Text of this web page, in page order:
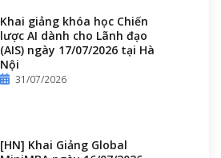
Khai giảng khóa học Chiến
lược AI dành cho Lãnh đạo
(AIS) ngày 17/07/2026 tại Hà
Nội
31/07/2026
[HN] Khai Giảng Global